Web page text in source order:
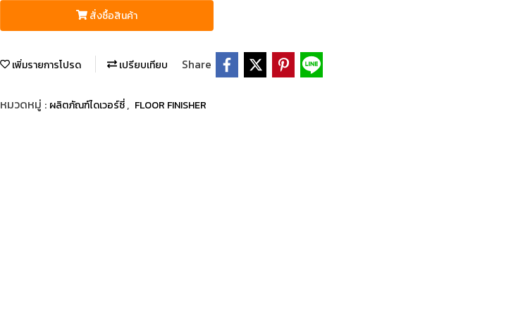
สั่งซื้อสินค้า
เพิ่มรายการโปรด เปรียบเทียบ Share
หมวดหมู่ : ผลิตภัณฑ์ไดเวอร์ซี่, FLOOR FINISHER